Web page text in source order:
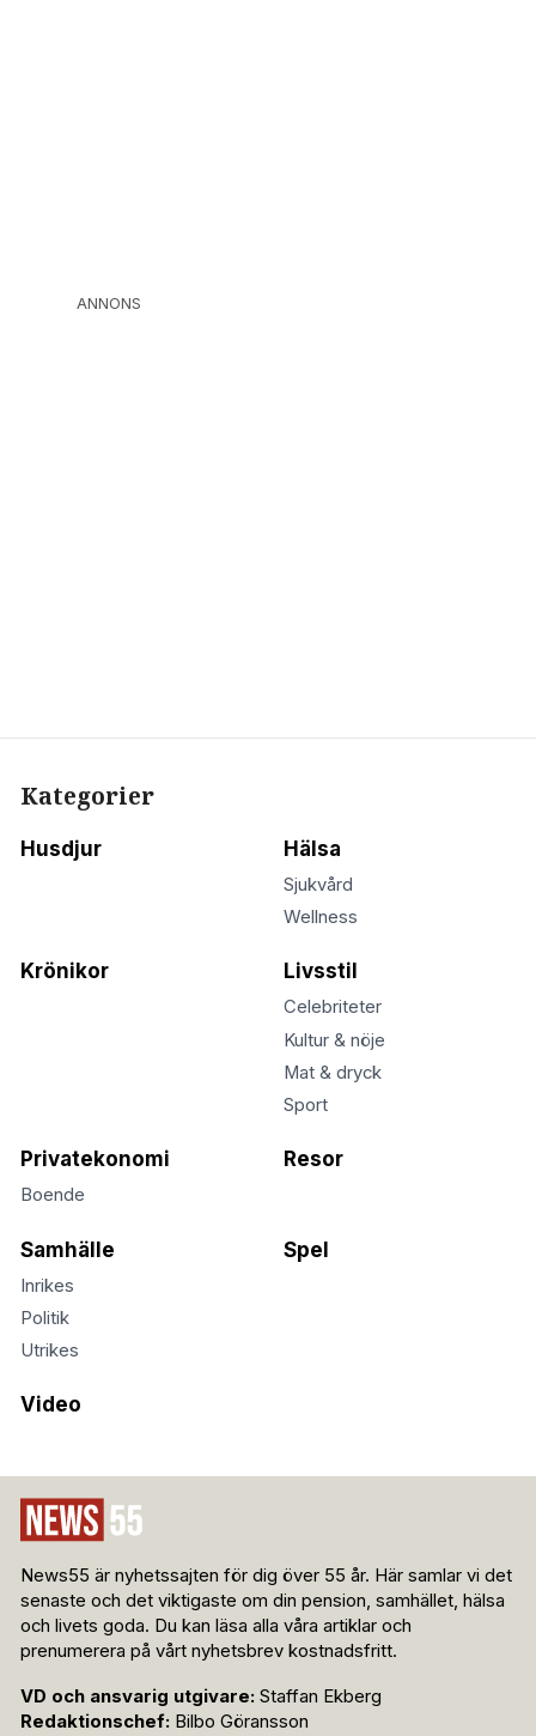
ANNONS
Kategorier
Husdjur Hälsa
Sjukvård
Wellness
Krönikor Livsstil
Celebriteter
Kultur & nöje
Mat & dryck
Sport
Privatekonomi
Boende
Resor
Samhälle
Inrikes
Politik
Utrikes
Spel
Video
News55 är nyhetssajten för dig över 55 år. Här samlar vi det
senaste och det viktigaste om din pension, samhället, hälsa
och livets goda. Du kan läsa alla våra artiklar och
prenumerera på vårt nyhetsbrev kostnadsfritt.
VD och ansvarig utgivare: Staffan Ekberg
Redaktionschef: Bilbo Göransson